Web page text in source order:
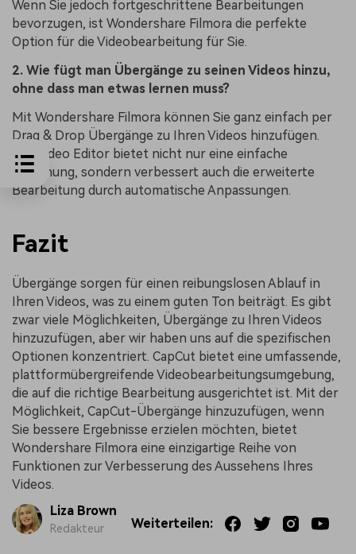
Wenn Sie jedoch fortgeschrittene Bearbeitungen
bevorzugen, ist Wondershare Filmora die perfekte
Option für die Videobearbeitung für Sie.
2. Wie fügt man Übergänge zu seinen Videos hinzu,
ohne dass man etwas lernen muss?
Mit Wondershare Filmora können Sie ganz einfach per
Drag & Drop Übergänge zu Ihren Videos hinzufügen.
Der Video Editor bietet nicht nur eine einfache
Bedienung, sondern verbessert auch die erweiterte
Bearbeitung durch automatische Anpassungen.
Fazit
Übergänge sorgen für einen reibungslosen Ablauf in
Ihren Videos, was zu einem guten Ton beiträgt. Es gibt
zwar viele Möglichkeiten, Übergänge zu Ihren Videos
hinzuzufügen, aber wir haben uns auf die spezifischen
Optionen konzentriert. CapCut bietet eine umfassende,
plattformübergreifende Videobearbeitungsumgebung,
die auf die richtige Bearbeitung ausgerichtet ist. Mit der
Möglichkeit, CapCut-Übergänge hinzuzufügen, wenn
Sie bessere Ergebnisse erzielen möchten, bietet
Wondershare Filmora eine einzigartige Reihe von
Funktionen zur Verbesserung des Aussehens Ihres
Videos.
Liza Brown
Redakteur Weiterteilen: